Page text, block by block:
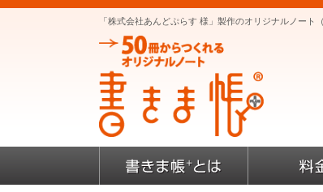
「株式会社あんどぷらす 様」製作のオリジナルノー